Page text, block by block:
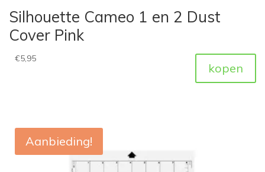
Silhouette Cameo 1 en 2 Dust
Cover Pink
€5,95
kopen
Aanbieding!